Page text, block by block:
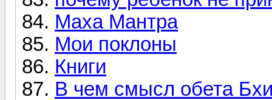
Маха Мантра
Мои поклоны
Книги
В чем смысл обета